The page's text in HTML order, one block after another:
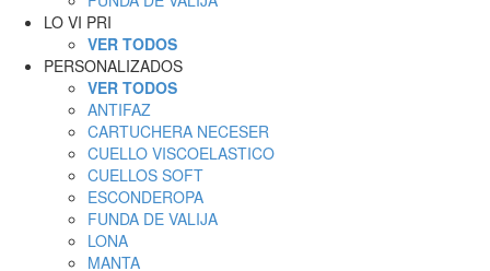
LO VI PRI
VER TODOS
PERSONALIZADOS
VER TODOS
ANTIFAZ
CARTUCHERA NECESER
CUELLO VISCOELASTICO
CUELLOS SOFT
ESCONDEROPA
FUNDA DE VALIJA
LONA
MANTA